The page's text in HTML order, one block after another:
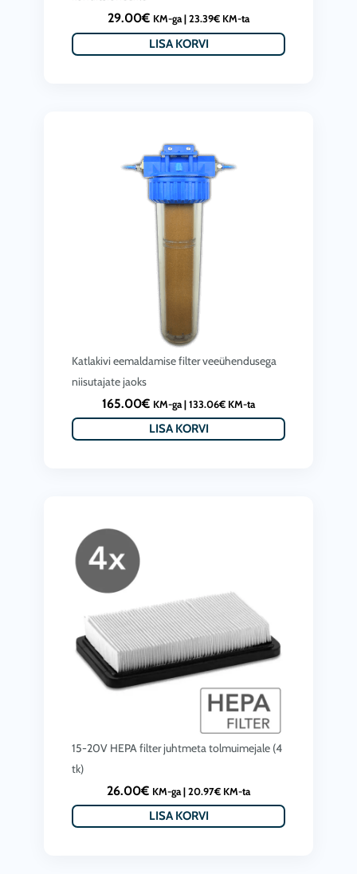
29.00€ KM-ga | 23.39€ KM-ta
LISA KORVI
Katlakivi eemaldamise filter veeühendusega
niisutajate jaoks
165.00€ KM-ga | 133.06€ KM-ta
LISA KORVI
15-20V HEPA filter juhtmeta tolmuimejale (4
tk)
26.00€ KM-ga | 20.97€ KM-ta
LISA KORVI